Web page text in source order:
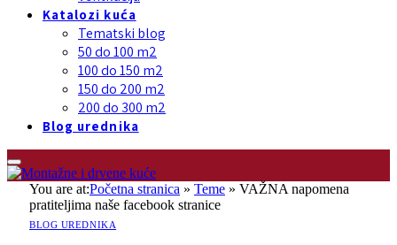
Katalozi kuća
Tematski blog
50 do 100 m2
100 do 150 m2
150 do 200 m2
200 do 300 m2
Blog urednika
You are at:Početna stranica » Teme » VAŽNA napomena
pratiteljima naše facebook stranice
BLOG UREDNIKA